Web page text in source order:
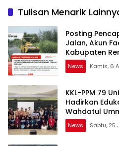
Tulisan Menarik
Posting
Jalan, Akun
Kabupaten
News Kamis, 6
KKL-PPM 79
Hadirkan
Wahdatul
News Sabtu, 25